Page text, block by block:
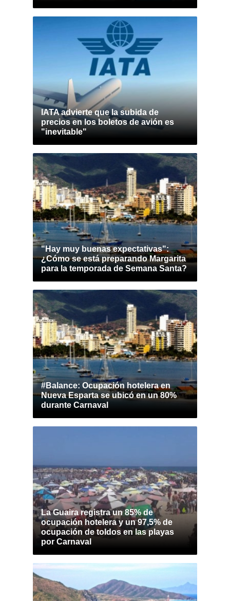
IATA advierte que la subida de
precios en los boletos de avión es
"inevitable"
"Hay muy buenas expectativas":
¿Cómo se está preparando Margarita
para la temporada de Semana Santa?
#Balance: Ocupación hotelera en
Nueva Esparta se ubicó en un 80%
durante Carnaval
La Guaira registra un 85% de
ocupación hotelera y un 97,5% de
ocupación de toldos en las playas
por Carnaval